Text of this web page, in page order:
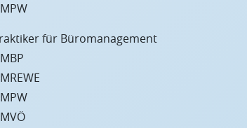
für Büromanagement